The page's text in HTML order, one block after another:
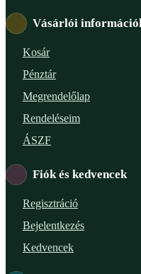
Vásárlói
Kosár
Pénztár
Megrendelőlap
Rendeléseim
ÁSZF
Fiók és kedvencek
Regisztráció
Bejelentkezés
Kedvencek